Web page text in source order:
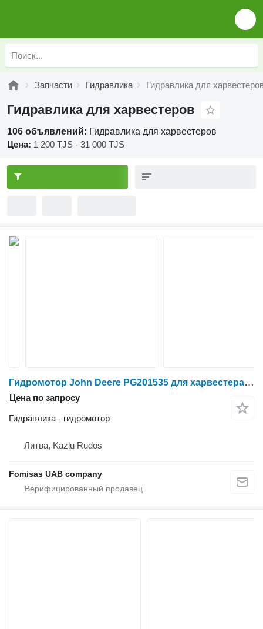
Запчасти Гидравлика Гидравлика для
Гидравлика для харвестеров
106 объявлений: Гидравлика для харвестеров
Цена: 1 200 TJS - 31 000 TJS
Гидромотор John Deere PG201535 для харвестера John Deere 1270E/1470E
Цена по запросу
Гидравлика - гидромотор
Литва, Kazlų Rūdos
Fomisas UAB company